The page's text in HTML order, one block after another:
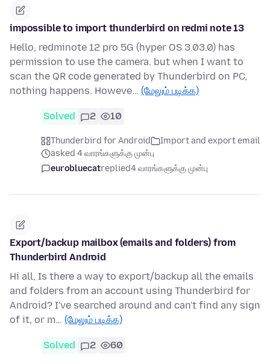
impossible to import thunderbird on redmi note 13
Hello, redminote 12 pro 5G (hyper OS 3.03.0) has
permission to use the camera. but when I want to
scan the QR code generated by Thunderbird on PC,
nothing happens. Howeve… (மேலும் படிக்க)
Solved 2 10
Thunderbird for Android
Import and export email
asked 4 வாரங்களுக்கு முன்பு
eurobluecatreplied4 வாரங்களுக்கு முன்பு
Export/backup mailbox (emails and folders) from
Thunderbird Android
Hi all, Is there a way to export/backup all the emails
and folders from an account using Thunderbird for
Android? I've searched around and can't find any sign
of it, or m… (மேலும் படிக்க)
Solved 2 60